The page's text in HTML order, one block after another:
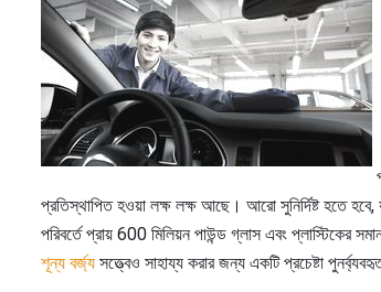
প্রতিস্থাপিত হওয়া লক্ষ লক্ষ আছে। আরো সুনির্দিষ্ট হতে হবে,
পরিবর্তে প্রায় 600 মিলিয়ন পাউন্ড গ্লাস এবং প্লাস্টিকের
শূন্য বর্জ্য সত্ত্বেও সাহায্য করার জন্য একটি প্রচেষ্টা